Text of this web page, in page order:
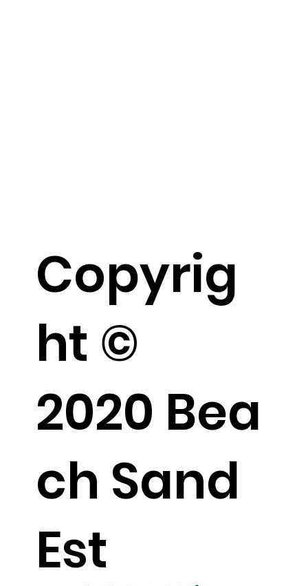
Copyrig
ht ©
2020 Bea
ch Sand
Est